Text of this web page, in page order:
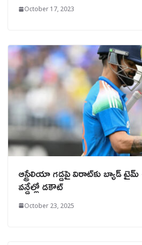
October 17, 2023
ఆస్ట్రేలియా గడ్డపై విరాట్‌కు బ్యాడ్
వన్డేల్లో డకౌట్
October 23, 2025